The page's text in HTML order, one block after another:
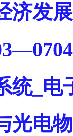
济发
统_电
光电